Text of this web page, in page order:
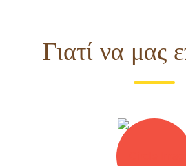
Γιατί να μας